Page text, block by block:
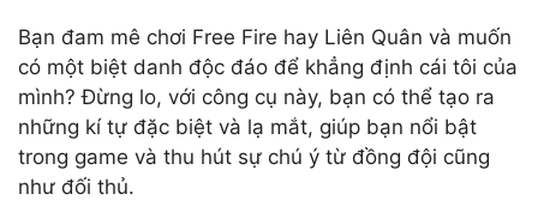
Bạn đam mê chơi Free Fire hay Liên Quân và muốn
có một biệt danh độc đáo để khẳng định cái tôi của
mình? Đừng lo, với công cụ này, bạn có thể tạo ra
những kí tự đặc biệt và lạ mắt, giúp bạn nổi bật
trong game và thu hút sự chú ý từ đồng đội cũng
như đối thủ.